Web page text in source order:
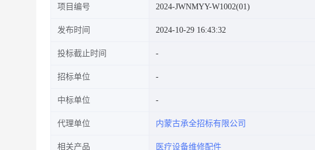
项目编号 2024-JWNMYY-W1002(01)
发布时间 2024-10-29 16:43:32
投标截止时间
招标单位
中标单位
代理单位 内蒙古承全招标有限公司
相关产品 医疗设备维修配件